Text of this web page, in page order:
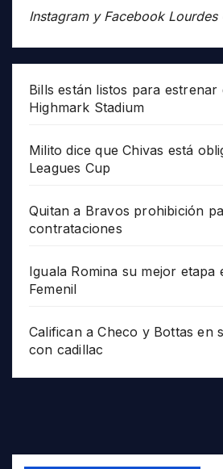
Instagram y Facebook
Bills están listos para estrenar
Highmark Stadium
Milito dice que Chivas está
Leagues Cup
Quitan a Bravos prohibición
contrataciones
Iguala Romina su mejor etapa
Femenil
Califican a Checo y Bottas en
con cadillac